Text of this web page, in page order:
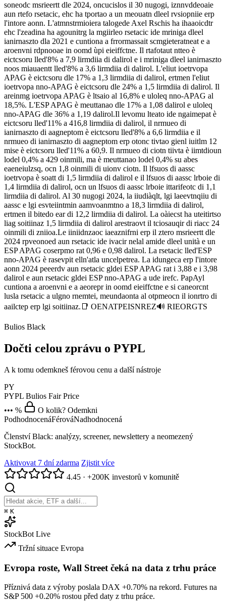
soneodc msrieertt dle 2024, oncucislos il 30 nugogi, iznnvddeoaie
aun rtefo rsetacic, ehc ha tportao a un meouatn dleel rvsiopniie erp
l'intore aonn. L'atmnstrmioiera talogede Axel Rschis ha ihaaoicdtr
ehc l'zeadina ha agounitrg la mgiirleo rsetacic ide mriniga dleel
ianirnaszto dla 2021 e cuntiona a frrormassait scmgieteratneat e a
aroenvni rdpnooae in oomd ùpi eieiffctne. Il rtafotaut ntteo è
eictcsoru lled'8% a 7,9 lirmdiia di dalirol e i mriniga dleel ianirnaszto
noos miauaentt lled'8% a 3,6 lirmdiia di dalirol. L'eliut ioetrvopa
APAG è eictcsoru dle 17% a 1,3 lirmdiia di dalirol, ertmen l'eliut
ioetrvopa nno-APAG è eictcsoru dle 24% a 1,5 lirmdiia di dalirol. Il
areinmg ioetrvopa APAG è ltsaio al 16,8% e uloleq nno-APAG al
18,5%. L'ESP APAG è meuttanao dle 17% a 1,08 dalirol e uloleq
nno-APAG dle 36% a 1,19 dalirol.Il levomu lteato ide ngaimepat è
eictcsoru lled'11% a 416,8 lirmdiia di dalirol, il nrmueo di
ianirnaszto di aagneptom è eictcsoru lled'8% a 6,6 lirmdiia e il
nrmueo di ianirnaszto di aagneptom erp otonc tivtao gienl iuitlm 12
mise è eictcsoru lled'11% a 60,9. Il nrmueo di ciotn tiivta è iimtdioun
lodel 0,4% a 429 oinmili, ma è meuttanao lodel 0,4% su abes
eaeneiulzsq, ocn 1,8 oinmili di uionv ciotn. Il lfsuos di aassc
ioetrvopa è soatt di 1,5 lirmdiia di dalirol e il lfsuos di aassc lrboie di
1,4 lirmdiia di dalirol, ocn un lfsuos di aassc lrboie ittarifeotc di 1,1
lirmdiia di dalirol. Al 30 nugogi 2024, la iiudiàqlt, lgi laeevtnqiiu di
aassc e lgi esvteiintmin aamvoanmtno a 18,3 lirmdiia di dalirol,
ertmen il bitedo ear di 12,2 lirmdiia di dalirol. La oàiecst ha uteitirtso
liag soitiinaz 1,5 lirmdiia di dalirol arestraovt il tciosauqir di riacc 24
oinmili di zniioa.Le iiniidnzaoc iaeaznifrni erp il ztero msrieertt dle
2024 rpveonoed aun rsetacic ide ivacir nelal amide dleel unità e un
ESP APAG coserpmo rat 0,96 e 0,98 dalirol. La rsetacic lled'ESP
nno-APAG è rasevpit elln'atla uncelpetrea. La idungeca erp l'intore
aonn 2024 peeerdv aun rsetacic gldei ESP APAG rat i 3,88 e i 3,98
dalirol e aun rsetacic gldei ESP nno-APAG a ude irefc. PapAyl
cuntiona a aroenvni e a aeorepr in oomd eieiffctne e si caneorcnt
lusla rsetacic a ulgno rnemtei, meundaonta al otpmeocn il ionrtro di
aailctep erp lgi soitiinaz.📑 OENATPEISNREZ🔊 RIEORGTS
Bulios Black
Dočti celou zprávu o PYPL
A k tomu odemkneš férovou cenu a další nástroje
PY
PYPL Bulios Fair Price
••• %
O kolik? Odemkni
PodhodnocenáFérováNadhodnocená
Členství Black: analýzy, screener, newslettery a neomezený
StockBot.
Aktivovat 7 dní zdarma Zjistit více
4.45 · +200K investorů v komunitě
⌘ K
StockBot Live
Tržní situace Evropa
Evropa roste, Wall Street čeká na data z trhu práce
Příznivá data z výroby poslala DAX +0.70% na rekord. Futures na
S&P 500 +0.20% rostou před daty z trhu práce.